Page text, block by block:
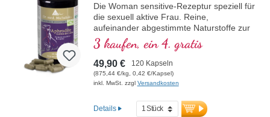
Die Woman sensitive-Rezeptur speziell für
die sexuell aktive Frau. Reine,
aufeinander abgestimmte Naturstoffe zur
Unterstützung der Weiblichkeit.
3 kaufen, ein 4. gratis
49,90 € 120 Kapseln
(875,44 €/kg, 0,42 €/Kapsel)
inkl. MwSt. zzgl Versandkosten
Details